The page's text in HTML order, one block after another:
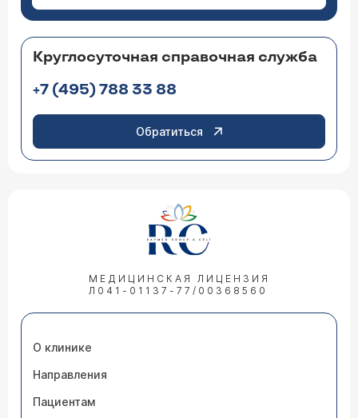
Круглосуточная справочная служба
+7 (495) 788 33 88
Обратиться
МЕДИЦИНСКАЯ ЛИЦЕНЗИЯ
Л041-01137-77/00368560
О клинике
Направления
Пациентам